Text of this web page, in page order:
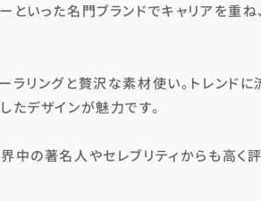
といった名門ブランドでキャリアを重
リングと贅沢な素材使い。トレンドに
たデザインが魅力です。
の著名人やセレブリティからも高く